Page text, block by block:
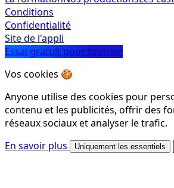
Conditions
Confidentialité
Site de l'appli
Essai gratuit pour tourner
Vos cookies 🍪
Anyone utilise des cookies pour
contenu et les publicités, offrir des
réseaux sociaux et analyser le trafic.
En savoir plus
Uniquement les essentiels